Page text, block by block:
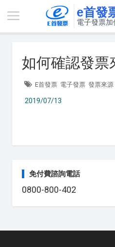
e首發
電子發票加
如何確認發票
E首發票 電子發票 發票來源
2019/07/13
免付費諮詢電話
0800-800-402